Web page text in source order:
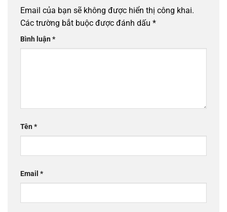
Email của bạn sẽ không được hiển thị công khai.
Các trường bắt buộc được đánh dấu *
Bình luận*
Tên*
Email *